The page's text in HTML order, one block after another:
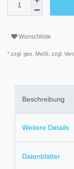
Wunschliste
* zzgl. ges. MwSt. zzgl.
Beschreibung
Weitere Details
Datenblätter